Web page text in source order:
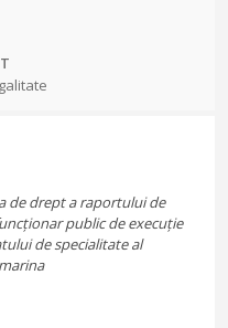
de drept a raportului de
public de execuție
de specialitate al